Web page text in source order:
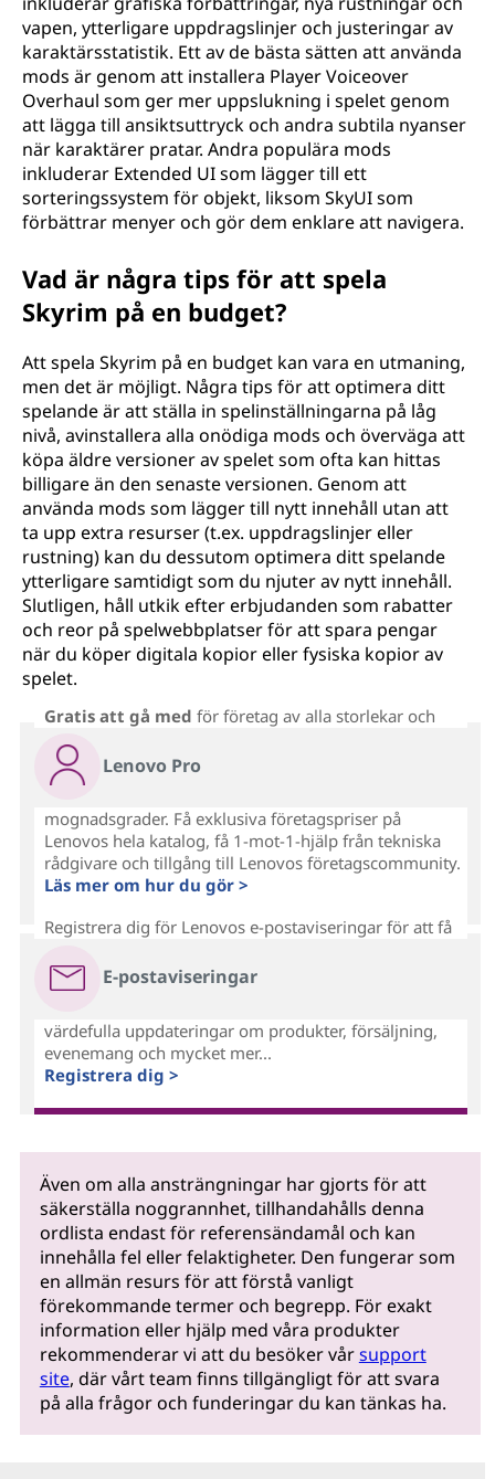
vapen, ytterligare uppdragslinjer och justeringar av
karaktärsstatistik. Ett av de bästa sätten att använda
mods är genom att installera Player Voiceover
Overhaul som ger mer uppslukning i spelet genom
att lägga till ansiktsuttryck och andra subtila nyanser
när karaktärer pratar. Andra populära mods
inkluderar Extended UI som lägger till ett
sorteringssystem för objekt, liksom SkyUI som
förbättrar menyer och gör dem enklare att navigera.
Vad är några tips för att spela
Skyrim på en budget?
Att spela Skyrim på en budget kan vara en utmaning,
men det är möjligt. Några tips för att optimera ditt
spelande är att ställa in spelinställningarna på låg
nivå, avinstallera alla onödiga mods och överväga att
köpa äldre versioner av spelet som ofta kan hittas
billigare än den senaste versionen. Genom att
använda mods som lägger till nytt innehåll utan att
ta upp extra resurser (t.ex. uppdragslinjer eller
rustning) kan du dessutom optimera ditt spelande
ytterligare samtidigt som du njuter av nytt innehåll.
Slutligen, håll utkik efter erbjudanden som rabatter
och reor på spelwebbplatser för att spara pengar
när du köper digitala kopior eller fysiska kopior av
spelet.
Lenovo Pro
Gratis att gå med för företag av alla storlekar och
mognadsgrader. Få exklusiva företagspriser på
Lenovos hela katalog, få 1-mot-1-hjälp från tekniska
rådgivare och tillgång till Lenovos företagscommunity.
Läs mer om hur du gör >
E-postaviseringar
Registrera dig för Lenovos e-postaviseringar för att få
värdefulla uppdateringar om produkter, försäljning,
evenemang och mycket mer...
Registrera dig >
Även om alla ansträngningar har gjorts för att
säkerställa noggrannhet, tillhandahålls denna
ordlista endast för referensändamål och kan
innehålla fel eller felaktigheter. Den fungerar som
en allmän resurs för att förstå vanligt
förekommande termer och begrepp. För exakt
information eller hjälp med våra produkter
rekommenderar vi att du besöker vårsupport
site, där vårt team finns tillgängligt för att svara
på alla frågor och funderingar du kan tänkas ha.